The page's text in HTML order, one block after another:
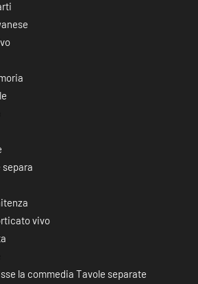
vivo
la commedia Tavole separate